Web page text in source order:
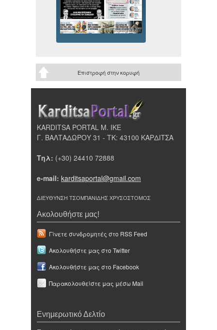
Επιστροφή στην κορυφή
KARDITSA PORTAL Μ. ΙΚΕ
Γ. ΒΑΛΤΑΔΩΡΟΥ 31 - ΤΚ: 43100 ΚΑΡΔΙΤΣΑ
Τηλ: (+30) 24410 72888
e-mail: karditsaportal@gmail.com
ΔΙΕΥΘΥΝΣΗ ΤΣΟΜΠΑΝΙΔΗΣ ΧΡΥΣΟΣΤΟΜΟΣ
Ακολουθήστε μας!
Γίνετε συνδρομητές στο RSS Feed
Ακολουθήστε μας στο Twitter
Ακολουθήστε μας στο Facebook
Παρακολουθείστε μας μέσω Mail
Ενημερωτικό Δελτίο